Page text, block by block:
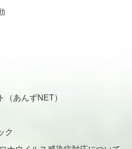
（あんずNET）
ク